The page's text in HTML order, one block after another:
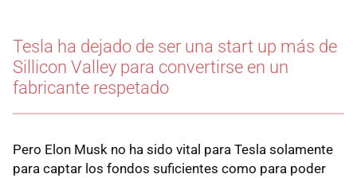
Tesla ha dejado de ser una start up más de
Sillicon Valley para convertirse en un
fabricante respetado
Pero Elon Musk no ha sido vital para Tesla solamente
para captar los fondos suficientes como para poder